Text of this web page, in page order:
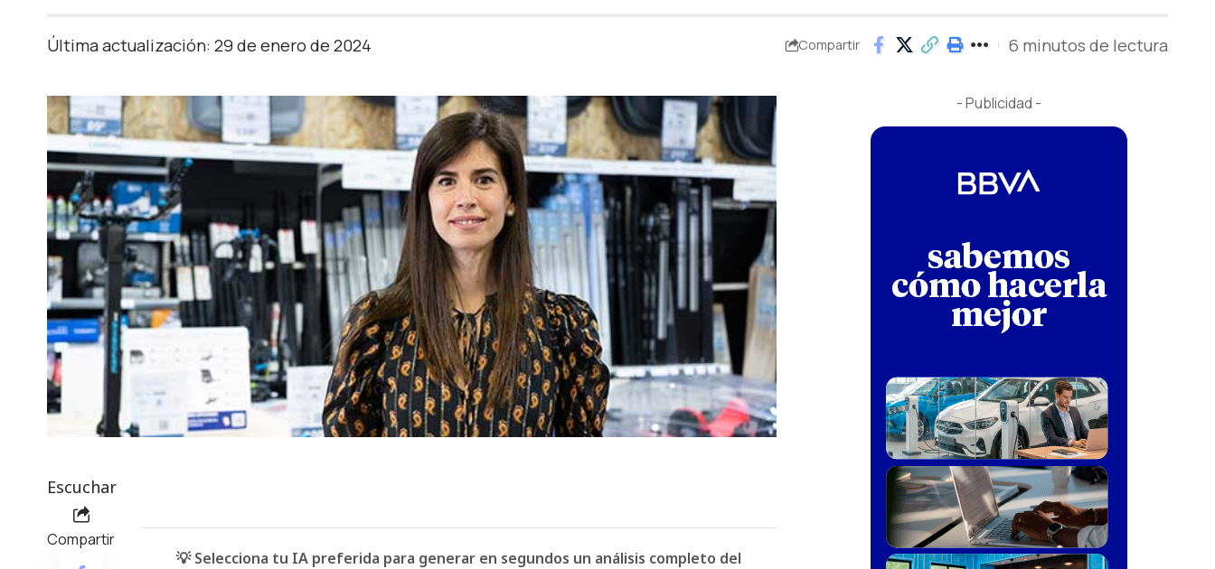
Última actualización: 29 de enero de 2024 Compartir 6 minutos de lectura
Escuchar
Compartir
💡 Selecciona tu IA preferida para generar en segundos un análisis completo del
- Publicidad -